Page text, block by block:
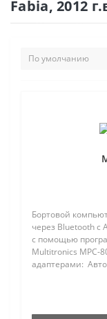
Fabia, 2012
Бортовой
через Bluetooth с
с помощью
Multitronics MPC-
адаптерами: